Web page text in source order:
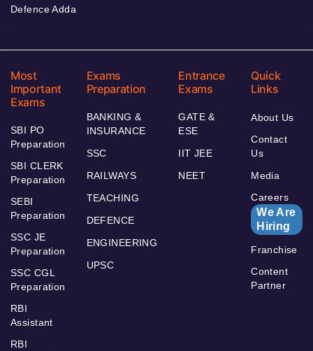
Defence Adda
Most
Important
Exams
SBI PO
Preparation
SBI CLERK
Preparation
SEBI
Preparation
SSC JE
Preparation
SSC CGL
Preparation
RBI
Assistant
RBI
Exams
Preparation
BANKING &
INSURANCE
SSC
RAILWAYS
TEACHING
DEFENCE
ENGINEERING
UPSC
Entrance
Exams
GATE &
ESE
IIT JEE
NEET
Quick
Links
About Us
Contact
Us
Media
Careers
We Are
Hiring
Franchise
Content
Partner